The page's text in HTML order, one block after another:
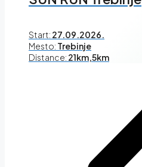
Start: 27.09.2026.
Mesto: Trebinje
Distance: 21km,5km